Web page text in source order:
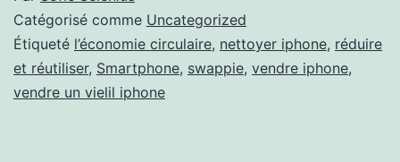
Catégorisé comme Uncategorized
Étiqueté l’économie circulaire, nettoyer iphone, réduire
et réutiliser, Smartphone, swappie, vendre iphone,
vendre un vielil iphone